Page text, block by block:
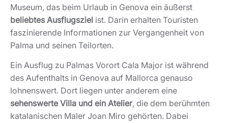
Museum, das beim Urlaub in Genova ein äußerst
beliebtes Ausflugsziel ist. Darin erhalten Touristen
faszinierende Informationen zur Vergangenheit von
Palma und seinen Teilorten.
Ein Ausflug zu Palmas Vorort Cala Major ist während
des Aufenthalts in Genova auf Mallorca genauso
lohnenswert. Dort liegen unter anderem eine
sehenswerte Villa und ein Atelier, die dem berühmten
katalanischen Maler Joan Miro gehörten. Dabei